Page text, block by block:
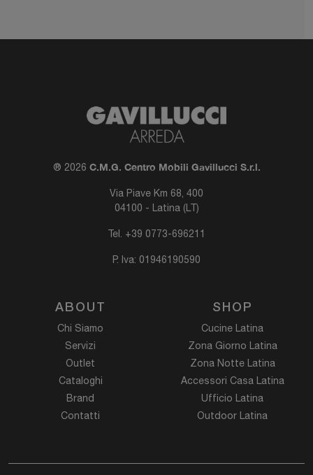
® 2026 C.M.G. Centro Mobili Gavillucci S.r.l.
Via Piave Km 68, 400
04100 - Latina (LT)
Tel. +39 0773-696211
P. Iva: 01946190590
ABOUT
Chi Siamo
Servizi
Outlet
Cataloghi
Brand
Contatti
SHOP
Cucine Latina
Zona Giorno Latina
Zona Notte Latina
Accessori Casa Latina
Ufficio Latina
Outdoor Latina